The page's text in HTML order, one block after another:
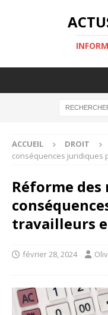
ACCUEIL DROIT
conséquences juridiques
Réforme
travailleurs
février 28, 2024